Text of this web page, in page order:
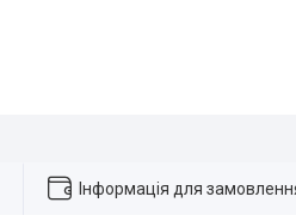
Інформація для